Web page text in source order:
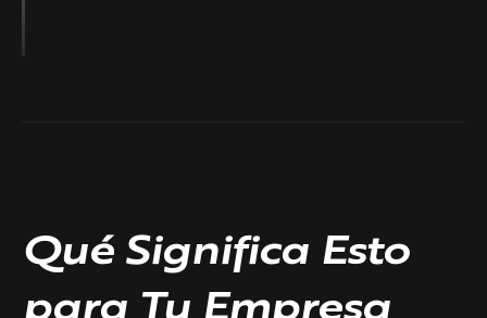
Qué Significa Esto
para Tu Empresa